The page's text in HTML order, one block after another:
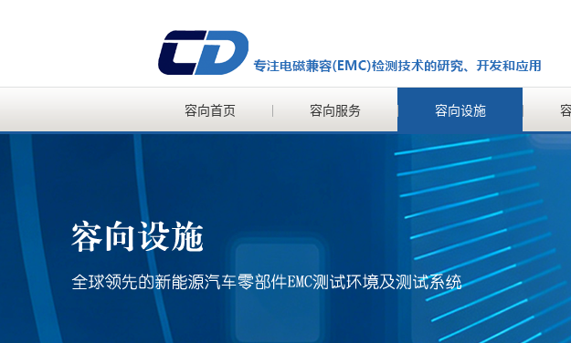
容向首页 容向服务 容向设施